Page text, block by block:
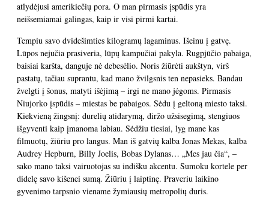
atlydėjusi amerikiečių pora. O man pirmasis įspūdis yra
neišsemiamai galingas, kaip ir visi pirmi kartai.
Tempiu savo dvidešimties kilogramų lagaminus. Išeinu į gatvę.
Lūpos nejučia prasiveria, lūpų kampučiai pakyla. Rugpjūčio pabaiga,
baisiai karšta, danguje nė debesėlio. Noris žiūrėti aukštyn, virš
pastatų, tačiau suprantu, kad mano žvilgsnis ten nepasieks. Bandau
žvelgti į šonus, matyti išėjimą – irgi ne mano jėgoms. Pirmasis
Niujorko įspūdis – miestas be pabaigos. Sėdu į geltoną miesto taksi.
Kiekvieną žingsnį: durelių atidarymą, diržo užsisegimą, stengiuos
išgyventi kaip įmanoma labiau. Sėdžiu tiesiai, lyg mane kas
filmuotų, žiūriu pro langus. Man iš gatvių kalba Jonas Mekas, kalba
Audrey Hepburn, Billy Joelis, Bobas Dylanas… „Mes jau čia“, –
sako mano taksi vairuotojas su indišku akcentu. Sumoku kortele per
didelę savo kišenei sumą. Žiūriu į laiptinę. Praveriu laikino
gyvenimo tarpsnio viename žymiausių metropolių duris.